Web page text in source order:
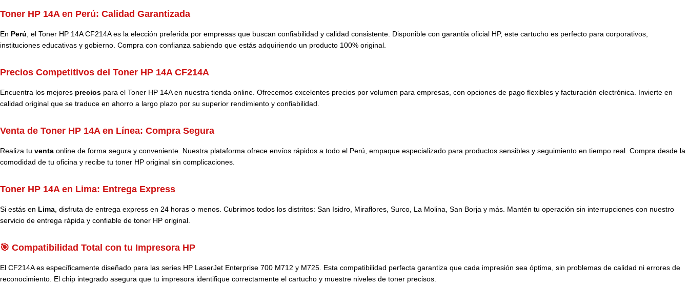
Toner HP 14A en Perú: Calidad Garantizada
En Perú , el Toner HP 14A CF214A es la elección preferida por empresas que buscan confiabilidad y calidad consistente. Disponible con garantía oficial HP, este cartucho es perfecto para corporativos,
instituciones educativas y gobierno. Compra con confianza sabiendo que estás adquiriendo un producto 100% original.
Precios Competitivos del Toner HP 14A CF214A
Encuentra los mejores precios para el Toner HP 14A en nuestra tienda online. Ofrecemos excelentes precios por volumen para empresas, con opciones de pago flexibles y facturación electrónica. Invierte en
calidad original que se traduce en ahorro a largo plazo por su superior rendimiento y confiabilidad.
Venta de Toner HP 14A en Línea: Compra Segura
Realiza tu venta online de forma segura y conveniente. Nuestra plataforma ofrece envíos rápidos a todo el Perú, empaque especializado para productos sensibles y seguimiento en tiempo real. Compra desde la
comodidad de tu oficina y recibe tu toner HP original sin complicaciones.
Toner HP 14A en Lima: Entrega Express
Si estás en Lima , disfruta de entrega express en 24 horas o menos. Cubrimos todos los distritos: San Isidro, Miraflores, Surco, La Molina, San Borja y más. Mantén tu operación sin interrupciones con nuestro
servicio de entrega rápida y confiable de toner HP original.
🎯 Compatibilidad Total con tu Impresora HP
El CF214A es específicamente diseñado para las series HP LaserJet Enterprise 700 M712 y M725. Esta compatibilidad perfecta garantiza que cada impresión sea óptima, sin problemas de calidad ni errores de
reconocimiento. El chip integrado asegura que tu impresora identifique correctamente el cartucho y muestre niveles de toner precisos.